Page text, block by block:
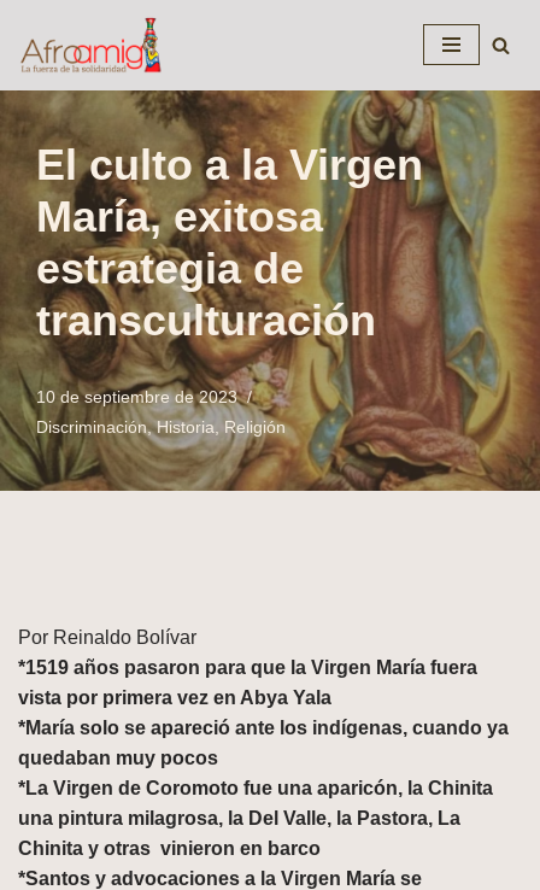
Saltar
al
contenido
El culto a la Virgen
María, exitosa
estrategia de
transculturación
10 de septiembre de 2023
Discriminación,Historia Religión
Por Reinaldo Bolívar
*1519 años pasaron para que la Virgen María fuera
vista por primera vez en Abya Yala
*María solo se apareció ante los indígenas, cuando ya
quedaban muy pocos
*La Virgen de Coromoto fue una aparicón, la Chinita
una pintura milagrosa, la Del Valle, la Pastora, La
Chinita y otras vinieron en barco
*Santos y advocaciones a la Virgen María se